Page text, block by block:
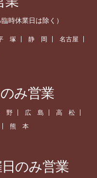
時休業日は除く）
塚 静 岡
名古屋
み営業
野 広 島
高 松
熊 本
のみ営業